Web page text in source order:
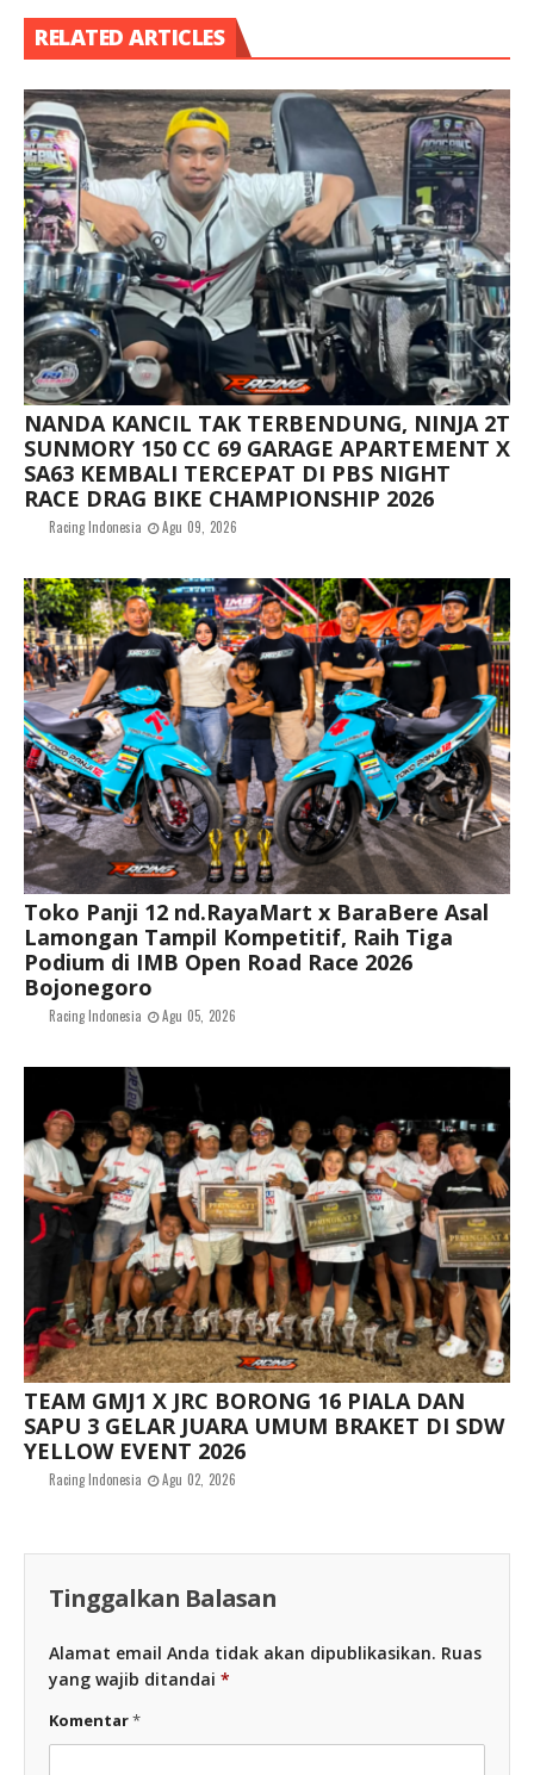
RELATED ARTICLES
NANDA KANCIL TAK TERBENDUNG, NINJA 2T
SUNMORY 150 CC 69 GARAGE APARTEMENT X
SA63 KEMBALI TERCEPAT DI PBS NIGHT
RACE DRAG BIKE CHAMPIONSHIP 2026
Racing Indonesia Agu 09, 2026
Toko Panji 12 nd.RayaMart x BaraBere Asal
Lamongan Tampil Kompetitif, Raih Tiga
Podium di IMB Open Road Race 2026
Bojonegoro
Racing Indonesia Agu 05, 2026
TEAM GMJ1 X JRC BORONG 16 PIALA DAN
SAPU 3 GELAR JUARA UMUM BRAKET DI SDW
YELLOW EVENT 2026
Racing Indonesia Agu 02, 2026
Tinggalkan Balasan
Alamat email Anda tidak akan dipublikasikan. Ruas
yang wajib ditandai *
Komentar*